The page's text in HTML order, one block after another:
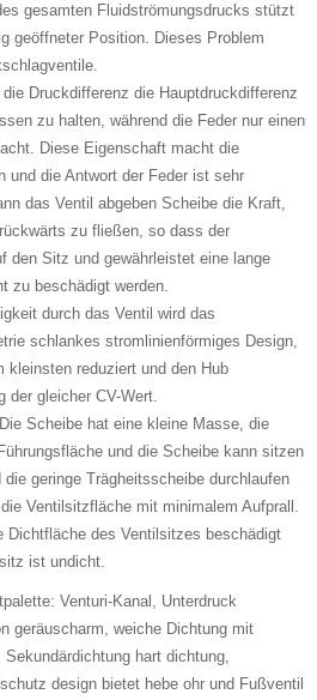
gesamten Fluidströmungsdrucks stützt
geöffneter Position. Dieses Problem
Druckdifferenz die Hauptdruckdifferenz
zu halten, während die Feder nur einen
Diese Eigenschaft macht die
und die Antwort der Feder ist sehr
das Ventil abgeben Scheibe die Kraft,
zu fließen, so dass der
den Sitz und gewährleistet eine lange
zu beschädigt werden.
durch das Ventil wird das
schlankes stromlinienförmiges Design,
kleinsten reduziert und den Hub
der gleicher CV-Wert.
Scheibe hat eine kleine Masse, die
und die Scheibe kann sitzen
geringe Trägheitsscheibe durchlaufen
Ventilsitzfläche mit minimalem Aufprall.
Dichtfläche des Ventilsitzes beschädigt
ist undicht.
Venturi-Kanal, Unterdruck
geräuscharm, weiche Dichtung mit
hart dichtung,
design bietet hebe ohr und Fußventil